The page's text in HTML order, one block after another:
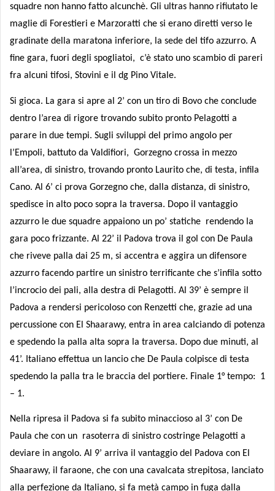
squadre non hanno fatto alcunchè. Gli ultras hanno rifiutato le
maglie di Forestieri e Marzoratti che si erano diretti verso le
gradinate della maratona inferiore, la sede del tifo azzurro. A
fine gara, fuori degli spogliatoi, c’è stato uno scambio di pareri
fra alcuni tifosi, Stovini e il dg Pino Vitale.
Si gioca. La gara si apre al 2’ con un tiro di Bovo che conclude
dentro l’area di rigore trovando subito pronto Pelagotti a
parare in due tempi. Sugli sviluppi del primo angolo per
l’Empoli, battuto da Valdifiori, Gorzegno crossa in mezzo
all’area, di sinistro, trovando pronto Laurito che, di testa, infila
Cano. Al 6’ ci prova Gorzegno che, dalla distanza, di sinistro,
spedisce in alto poco sopra la traversa. Dopo il vantaggio
azzurro le due squadre appaiono un po’ statiche rendendo la
gara poco frizzante. Al 22’ il Padova trova il gol con De Paula
che riveve palla dai 25 m, si accentra e aggira un difensore
azzurro facendo partire un sinistro terrificante che s’infila sotto
l’incrocio dei pali, alla destra di Pelagotti. Al 39’ è sempre il
Padova a rendersi pericoloso con Renzetti che, grazie ad una
percussione con El Shaarawy, entra in area calciando di potenza
e spedendo la palla alta sopra la traversa. Dopo due minuti, al
41’. Italiano effettua un lancio che De Paula colpisce di testa
spedendo la palla tra le braccia del portiere. Finale 1° tempo:
1
– 1.
Nella ripresa il Padova si fa subito minaccioso al 3’ con De
Paula che con un rasoterra di sinistro costringe Pelagotti a
deviare in angolo. Al 9’ arriva il vantaggio del Padova con El
Shaarawy, il faraone, che con una cavalcata strepitosa, lanciato
alla perfezione da Italiano, si fa metà campo in fuga dalla